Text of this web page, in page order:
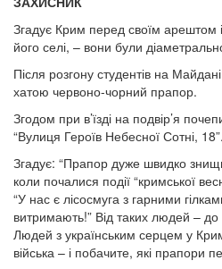
Згадує Крим перед своїм арештом
його селі, – вони були
Після розгону студентів на
хатою червоно-чорний прапор.
Згодом при в’їзді на подвір’я
“Вулиця Героїв Небесної Сотні, 18”.
Згадує: “Прапор дуже швидко
коли почалися події “кримської
“У нас є лісосмуга з гарними
витримають!” Від таких людей –
Людей з українським серцем у
війська – і побачите, які прапори